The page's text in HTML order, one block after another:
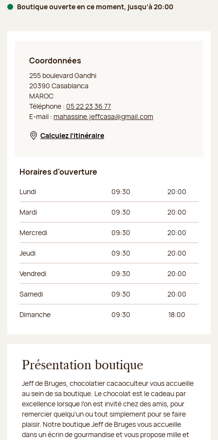
Boutique ouverte en ce moment, jusqu’à 20:00
Coordonnées
Jeff de Bruges Casablanca Gandhi
255 boulevard Gandhi
20390 Casablanca
MAROC
Téléphone : 05 22 23 36 77
E-mail : mahassine.jeffcasa@gmail.com
Nouvelle fenêtre
Calculez l’itinéraire
Horaires d'ouverture
Jour de la semaine Horaires du matin Horaires de
Lundi 09:30 20:00
Mardi 09:30 20:00
Mercredi 09:30 20:00
Jeudi 09:30 20:00
Vendredi 09:30 20:00
Samedi 09:30 20:00
Dimanche 09:30 18:00
Présentation boutique
Jeff de Bruges, chocolatier cacaoculteur vous accueille
au sein de sa boutique. Le chocolat est le cadeau par
excellence lorsque l'on est invité chez des amis, pour
remercier quelqu'un ou tout simplement pour se faire
plaisir. Notre boutique Jeff de Bruges vous accueille
dans un écrin de gourmandise et vous propose mille et